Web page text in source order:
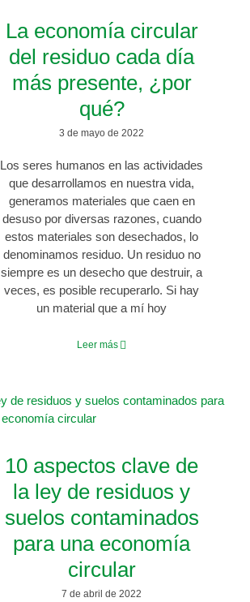
La economía circular
del residuo cada día
más presente, ¿por
qué?
3 de mayo de 2022
Los seres humanos en las actividades
que desarrollamos en nuestra vida,
generamos materiales que caen en
desuso por diversas razones, cuando
estos materiales son desechados, lo
denominamos residuo. Un residuo no
siempre es un desecho que destruir, a
veces, es posible recuperarlo. Si hay
un material que a mí hoy
Leer más
10 aspectos clave de
la ley de residuos y
suelos contaminados
para una economía
circular
7 de abril de 2022